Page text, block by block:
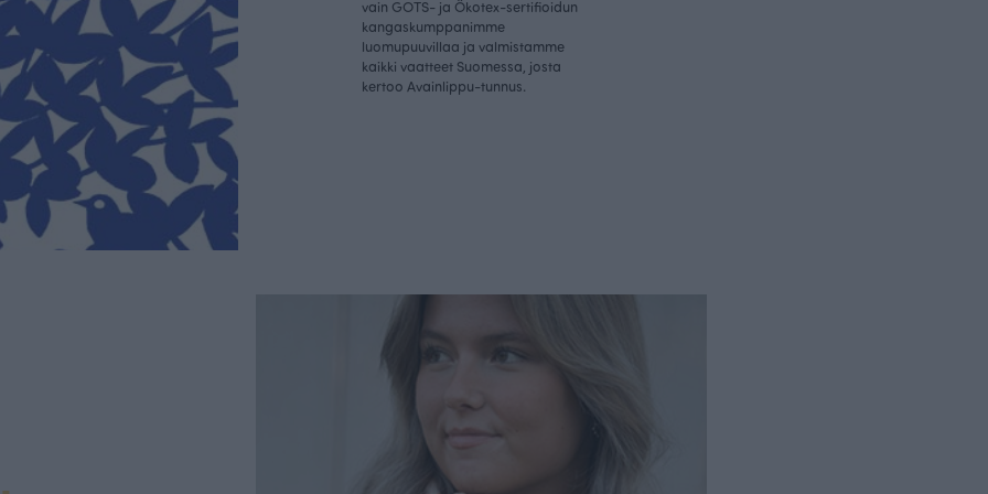
vain GOTS- ja Ökotex-sertifioidun
kangaskumppanimme
luomupuuvillaa ja valmistamme
kaikki vaatteet Suomessa, josta
kertoo Avainlippu-tunnus.